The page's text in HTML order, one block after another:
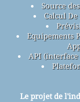
Source
Calcul
Equipements
API
Le projet de